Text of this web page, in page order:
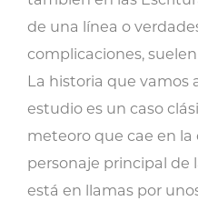
Conocido
cantidad
de una línea o
complicaciones,
La historia que vamos
estudio es un caso
meteoro que cae en la
personaje principal de
está en llamas por